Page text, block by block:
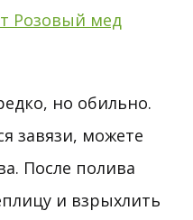
Розовый мед
но обильно.
завязи, можете
После полива
и взрыхлить